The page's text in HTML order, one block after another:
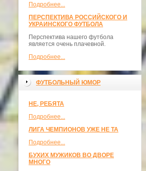
Подробнее...
ПЕРСПЕКТИВА РОССИЙСКОГО И
УКРАИНСКОГО ФУТБОЛА
Перспектива нашего футбола
является очень плачевной.
Подробнее...
ФУТБОЛЬНЫЙ ЮМОР
НЕ, РЕБЯТА
Подробнее...
ЛИГА ЧЕМПИОНОВ УЖЕ НЕ ТА
Подробнее...
БУХИХ МУЖИКОВ ВО ДВОРЕ
МНОГО